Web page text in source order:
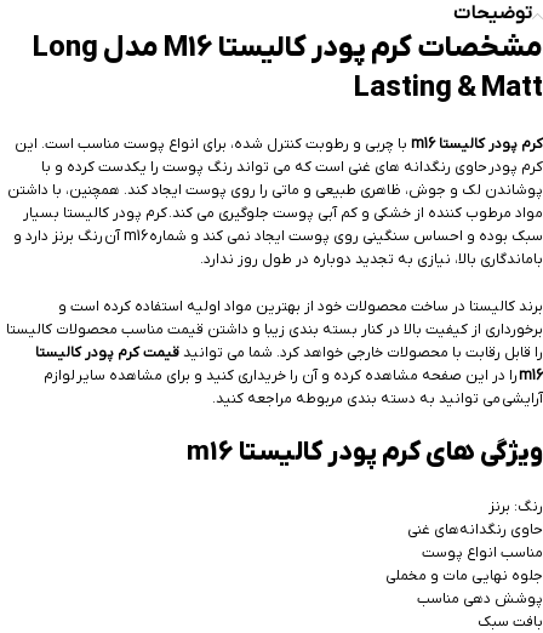
توضیحات
مشخصات کرم پودر کالیستا M16 مدل Long
Lasting & Matt
کرم پودر کالیستا m16
با چربی و رطوبت کنترل شده، برای انواع پوست مناسب است. این
کرم پودر حاوی رنگدانه های غنی است که می تواند رنگ پوست را یکدست کرده و با
پوشاندن لک و جوش، ظاهری طبیعی و ماتی را روی پوست ایجاد کند. همچنین، با داشتن
مواد مرطوب کننده از خشکی و کم آبی پوست جلوگیری می کند. کرم پودر کالیستا بسیار
سبک بوده و احساس سنگینی روی پوست ایجاد نمی کند و شماره m16 آن
رنگ برنز دارد و
باماندگاری بالا، نیازی به تجدید دوباره در طول روز ندارد.
برند کالیستا در ساخت محصولات خود از بهترین مواد اولیه استفاده کرده است و
برخورداری از کیفیت بالا در کنار بسته بندی زیبا و داشتن قیمت مناسب محصولات کالیستا
را قابل رقابت با محصولات خارجی خواهد کرد. شما می توانیدقیمت کرم پودر کالیستا
m16را در این صفحه مشاهده کرده و آن را خریداری کنید و برای مشاهده سایر لوازم
آرایشی می توانید به دسته بندی مربوطه مراجعه کنید.
ویژگی های کرم پودر کالیستا m16
رنگ: برنز
حاوی رنگدانه‌های غنی
مناسب انواع پوست
جلوه نهایی مات و مخملی
پوشش دهی مناسب
بافت سبک